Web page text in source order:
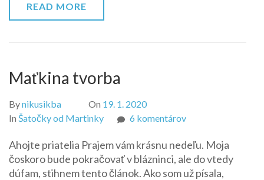
READ MORE
Maťkina tvorba
Bynikusikba On 19. 1. 2020
In Šatočky od Martinky 6 komentárovna
tvorba
Ahojte priatelia Prajem vám krásnu nedeľu. Moja
čoskoro bude pokračovať v blázninci, ale do vtedy
dúfam, stihnem tento článok. Ako som už písala,